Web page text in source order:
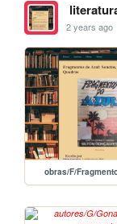
2 years ago
obras/F/